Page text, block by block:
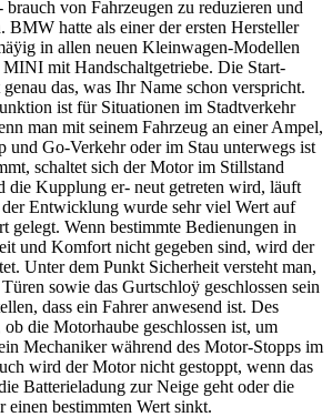
von Fahrzeugen zu reduzieren und
BMW hatte als einer der ersten Hersteller
in allen neuen Kleinwagen-Modellen
mit Handschaltgetriebe. Die Start-
das, was Ihr Name schon verspricht.
ist für Situationen im Stadtverkehr
man mit seinem Fahrzeug an einer Ampel,
und Go-Verkehr oder im Stau unterwegs ist
schaltet sich der Motor im Stillstand
die Kupplung er- neut getreten wird, läuft
Entwicklung wurde sehr viel Wert auf
gelegt. Wenn bestimmte Bedienungen in
und Komfort nicht gegeben sind, wird der
Unter dem Punkt Sicherheit versteht man,
sowie das Gurtschloÿ geschlossen sein
dass ein Fahrer anwesend ist. Des
die Motorhaube geschlossen ist, um
Mechaniker während des Motor-Stopps im
wird der Motor nicht gestoppt, wenn das
Batterieladung zur Neige geht oder die
einen bestimmten Wert sinkt.